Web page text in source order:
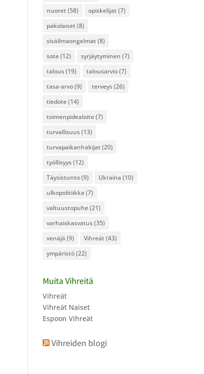
nuoret (58) opiskelijat (7)
pakolaiset (8)
sisäilmaongelmat (8)
sote(12) syrjäytyminen (7)
talous(19) talousarvio(7)
tasa-arvo(9) terveys(26)
tiedote(14)
toimenpidealoite(7)
turvallisuus(13)
turvapaikanhakijat (20)
työllisyys(12)
Täysistunto(9) Ukraina (10)
ulkopolitiikka (7)
valtuustopuhe(21)
varhaiskasvatus(35)
venäjä (9) Vihreät (43)
ympäristö(22)
Muita Vihreitä
Vihreät
Vihreät Naiset
Espoon Vihreät
Vihreiden blogi